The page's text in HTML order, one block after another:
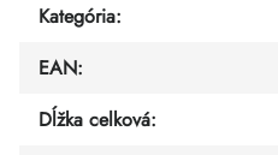
Kategória:
EAN:
Dĺžka celková: